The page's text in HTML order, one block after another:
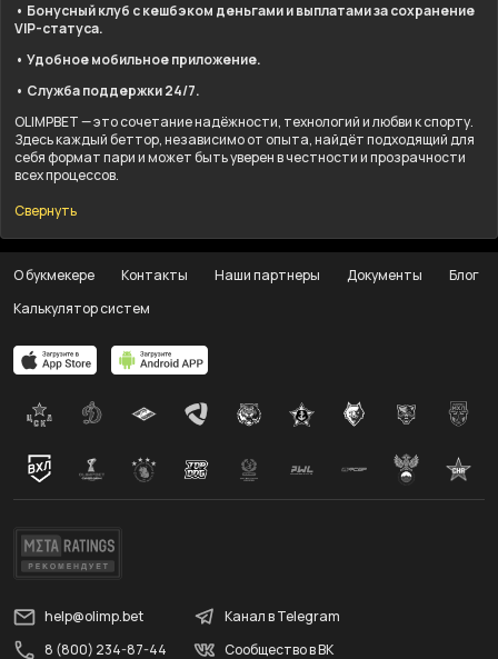
• Бонусный клуб с кешбэком деньгами и выплатами за сохранение
VIP-статуса.
• Удобное мобильное приложение.
• Служба поддержки 24/7.
OLIMPBET — это сочетание надёжности, технологий и любви к спорту.
Здесь каждый беттор, независимо от опыта, найдёт подходящий для
себя формат пари и может быть уверен в честности и прозрачности
всех процессов.
Свернуть
О букмекере Контакты Наши партнеры Документы
Блог
Калькулятор систем
help@olimp.bet
8 (800) 234-87-44
Канал в Telegram
Сообщество в ВК